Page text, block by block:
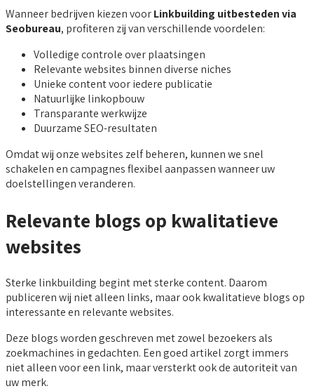
Wanneer bedrijven kiezen voorLinkbuilding uitbesteden via
Seobureau, profiteren zij van verschillende voordelen:
Volledige controle over plaatsingen
Relevante websites binnen diverse niches
Unieke content voor iedere publicatie
Natuurlijke linkopbouw
Transparante werkwijze
Duurzame SEO-resultaten
Omdat wij onze websites zelf beheren, kunnen we snel
schakelen en campagnes flexibel aanpassen wanneer uw
doelstellingen veranderen.
Relevante blogs op kwalitatieve
websites
Sterke linkbuilding begint met sterke content. Daarom
publiceren wij niet alleen links, maar ook kwalitatieve blogs op
interessante en relevante websites.
Deze blogs worden geschreven met zowel bezoekers als
zoekmachines in gedachten. Een goed artikel zorgt immers
niet alleen voor een link, maar versterkt ook de autoriteit van
uw merk.